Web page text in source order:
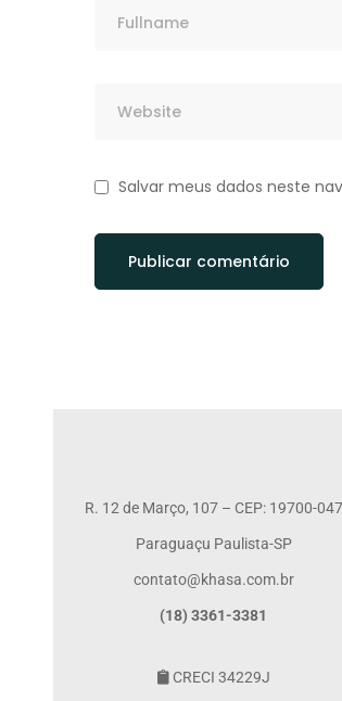
Salvar meus dados neste
R. 12 de Março, 107 – CEP: 19700-047
Paraguaçu Paulista-SP
contato@khasa.com.br
(18) 3361-3381
CRECI 34229J